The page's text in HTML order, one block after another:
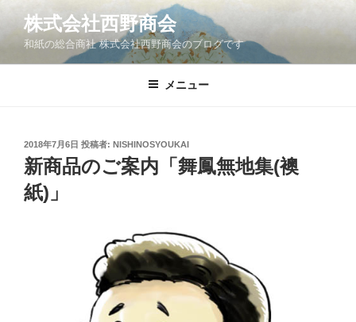
ン
株式会社西野商会
和紙の総合商社 株式会社西野商会のブログです
メニュー
投
稿
日:
2018年7月6日 投稿者: NISHINOSYOUKAI
新商品のご案内「舞鳳無地集(襖
紙)」